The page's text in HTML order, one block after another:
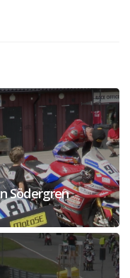
Södergren